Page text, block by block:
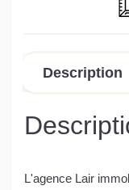
Description
L'agence Lair